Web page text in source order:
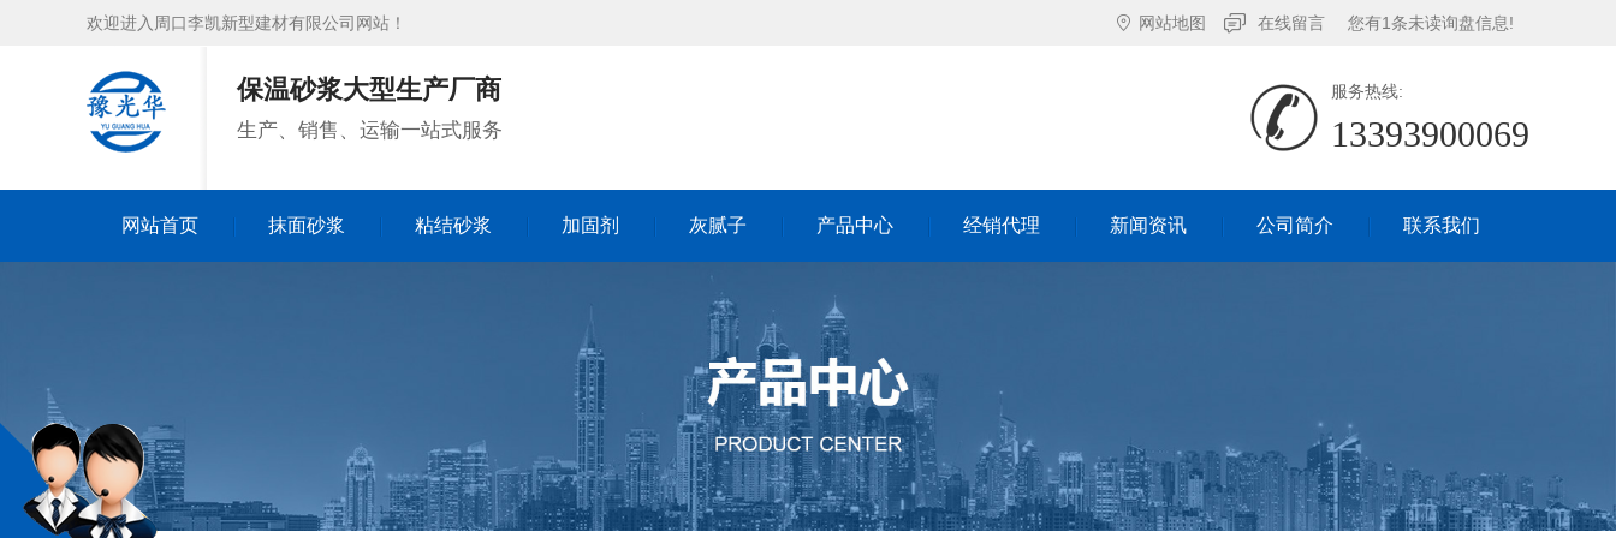
欢迎进入周口李凯新型建材有限公司网站！ 网站地图 在线留言 您有1条未读询盘信息!
保温砂浆大型生产厂商
生产、销售、运输一站式服务
服务热线:
13393900069
网站首页
网站首页 抹面砂浆 粘结砂浆 加固剂 灰腻子 产品中心 经销代理 新闻资讯
公司简介
公司简介
联系我们
联系我们